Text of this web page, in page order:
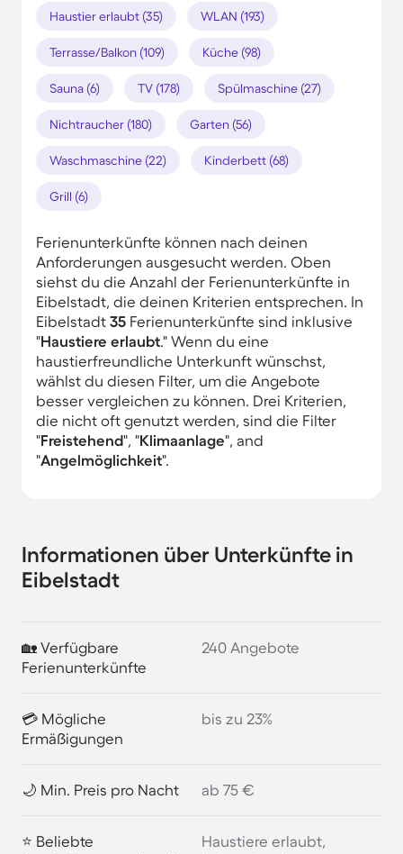
Haustier erlaubt (35) WLAN (193)
Terrasse/Balkon (109) Küche (98)
Sauna (6) TV (178) Spülmaschine (27)
Nichtraucher (180) Garten (56)
Waschmaschine (22) Kinderbett (68)
Grill (6)
Ferienunterkünfte können nach deinen
Anforderungen ausgesucht werden. Oben
siehst du die Anzahl der Ferienunterkünfte in
Eibelstadt, die deinen Kriterien entsprechen. In
Eibelstadt 35 Ferienunterkünfte sind inklusive
"Haustiere erlaubt." Wenn du eine
haustierfreundliche Unterkunft wünschst,
wählst du diesen Filter, um die Angebote
besser vergleichen zu können. Drei Kriterien,
die nicht oft genutzt werden, sind die Filter
"Freistehend", "Klimaanlage", and
"Angelmöglichkeit".
Informationen über Unterkünfte in
Eibelstadt
🏡 Verfügbare
Ferienunterkünfte
240 Angebote
💳 Mögliche
Ermäßigungen
bis zu 23%
🌙 Min. Preis pro Nacht ab 75 €
⭐ Beliebte
Haustiere erlaubt,